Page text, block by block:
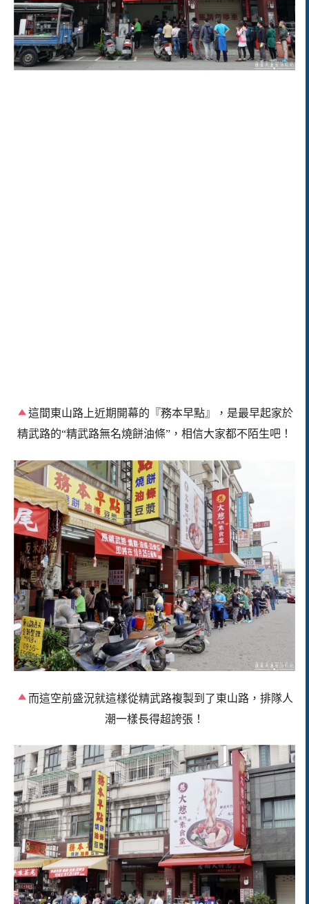
這間東山路上近期開幕的 『務本早點』，是最早起家於
精武路的“精武路無名燒餅油條”，相信大家都不陌生吧！
而這空前盛況就這樣從精武路複製到了東山路，排隊人
潮一樣長得超誇張！